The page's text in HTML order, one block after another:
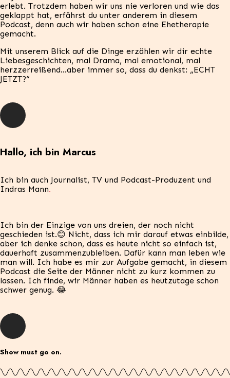
erlebt. Trotzdem haben wir uns nie verloren und wie das
geklappt hat, erfährst du unter anderem in diesem
Podcast, denn auch wir haben schon eine Ehetherapie
gemacht.
Mit unserem Blick auf die Dinge erzählen wir dir echte
Liebesgeschichten, mal Drama, mal emotional, mal
herzzerreißend…aber immer so, dass du denkst: „ECHT
JETZT?“
Hallo, ich bin Marcus
Ich bin auch Journalist, TV und Podcast-Produzent und
Indras Mann.
Ich bin der Einzige von uns dreien, der noch nicht
geschieden ist.😊 Nicht, dass ich mir darauf etwas einbilde,
aber ich denke schon, dass es heute nicht so einfach ist,
dauerhaft zusammenzubleiben. Dafür kann man leben wie
man will. Ich habe es mir zur Aufgabe gemacht, in diesem
Podcast die Seite der Männer nicht zu kurz kommen zu
lassen. Ich finde, wir Männer haben es heutzutage schon
schwer genug. 😂
Show must go on.